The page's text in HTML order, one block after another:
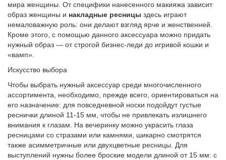
мира женщины. От специфики нанесенного макияжа зависит
образ женщины и накладные ресницы здесь играют
немаловажную роль: они делают взгляд ярче и женственней.
Кроме этого, с помощью данного аксессуара можно придать
нужный образ — от строгой бизнес-леди до игривой кошки и
«вамп».
Искусство выбора
Чтобы выбрать нужный аксессуар среди многочисленного
ассортимента, необходимо, прежде всего, ориентироваться на
его назначение: для повседневной носки подойдут густые
реснички длиной 11-15 мм, чтобы не привлекать излишнего
внимания к глазам. На вечеринку можно украсить глаза
ресницами со стразами или камнями, шикарно смотрятся
также асимметричные или двухцветные ресницы. Для
выступлений нужны более броские модели длиной от 15 мм: с